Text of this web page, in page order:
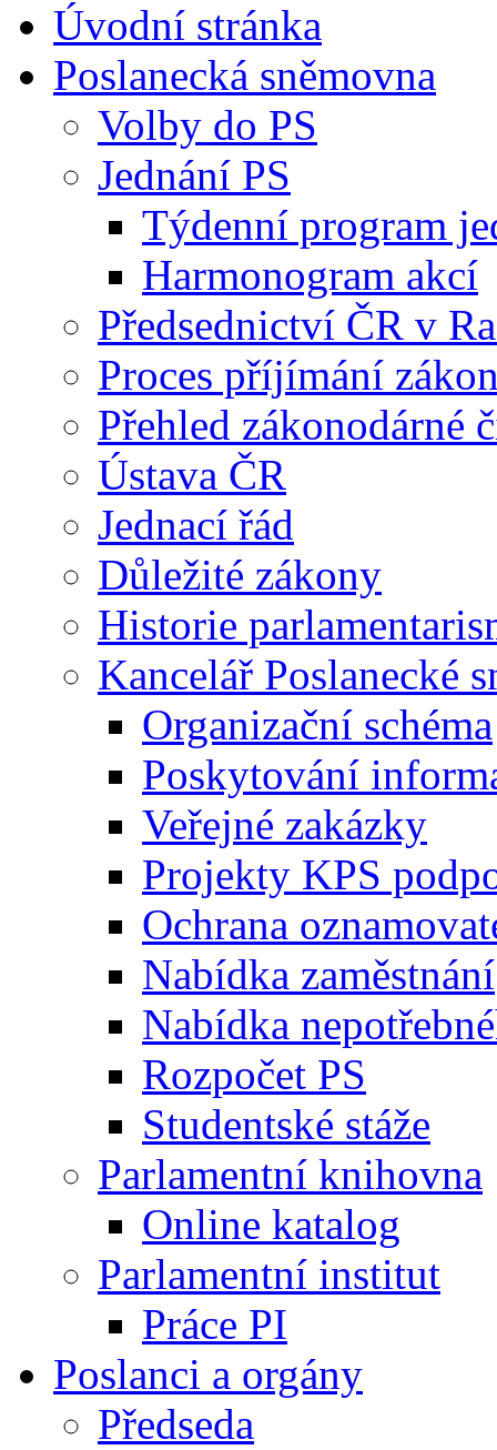
Úvodní stránka
Poslanecká sněmovna
Volby do PS
Jednání PS
Týdenní program
Harmonogram akcí
Předsednictví ČR v
Proces příjímání
Přehled zákonodárné
Ústava ČR
Jednací řád
Důležité zákony
Historie
Kancelář Poslanecké
Organizační schéma
Poskytování
Veřejné zakázky
Projekty KPS
Ochrana
Nabídka zaměstnání
Nabídka
Rozpočet PS
Studentské stáže
Parlamentní knihovna
Online katalog
Parlamentní institut
Práce PI
Poslanci a orgány
Předseda